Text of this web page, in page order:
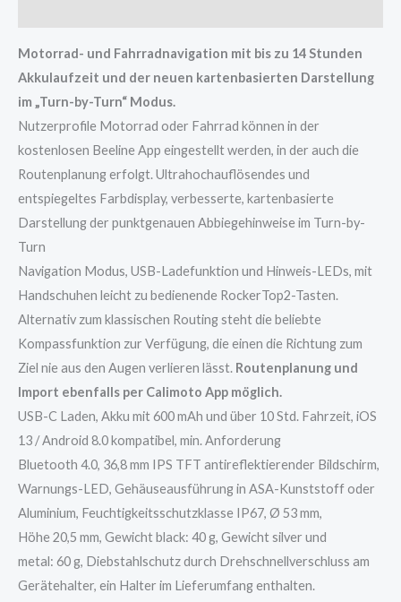
Motorrad- und Fahrradnavigation mit bis zu 14 Stunden
Akkulaufzeit und der neuen kartenbasierten Darstellung
im „Turn-by-Turn“ Modus.
Nutzerprofile Motorrad oder Fahrrad können in der
kostenlosen Beeline App eingestellt werden, in der auch die
Routenplanung erfolgt. Ultrahochauflösendes und
entspiegeltes Farbdisplay, verbesserte, kartenbasierte
Darstellung der punktgenauen Abbiegehinweise im Turn-by-
Turn
Navigation Modus, USB-Ladefunktion und Hinweis-LEDs, mit
Handschuhen leicht zu bedienende RockerTop2-Tasten.
Alternativ zum klassischen Routing steht die beliebte
Kompassfunktion zur Verfügung, die einen die Richtung zum
Ziel nie aus den Augen verlieren lässt. Routenplanung und
Import ebenfalls per Calimoto App möglich.
USB-C Laden, Akku mit 600 mAh und über 10 Std. Fahrzeit, iOS
13 / Android 8.0 kompatibel, min. Anforderung
Bluetooth 4.0, 36,8 mm IPS TFT antireflektierender Bildschirm,
Warnungs-LED, Gehäuseausführung in ASA-Kunststoff oder
Aluminium, Feuchtigkeitsschutzklasse IP67, Ø 53 mm,
Höhe 20,5 mm, Gewicht black: 40 g, Gewicht silver und
metal: 60 g, Diebstahlschutz durch Drehschnellverschluss am
Gerätehalter, ein Halter im Lieferumfang enthalten.